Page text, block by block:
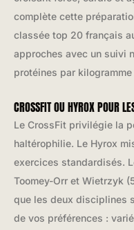
complète cette
classée top 20 français
approches avec un suivi
protéines par
CROSSFIT OU HYROX POUR
Le CrossFit privilégie la
haltérophilie. Le Hyrox
exercices standardisés.
Toomey-Orr et Wietrzyk
que les deux disciplines
de vos préférences :